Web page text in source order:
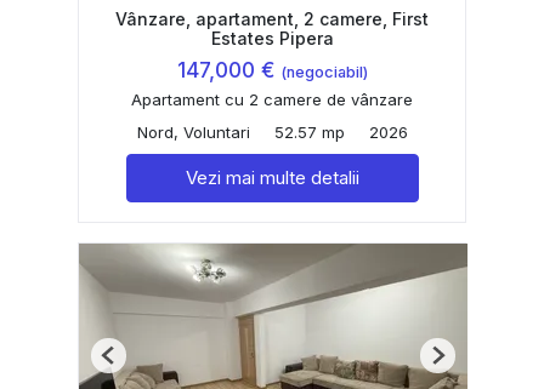
Vânzare, apartament, 2 camere, First
Estates Pipera
147,000 € (negociabil)
Apartament cu 2 camere de vânzare
Nord, Voluntari
52.57 mp 2026
Vezi mai multe detalii
Previous Next